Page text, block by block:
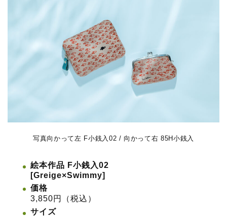
写真向かって左 F小銭入02 / 向かって右 85H小銭入
絵本作品 F小銭入02
[Greige×Swimmy]
価格
3,850円（税込）
サイズ